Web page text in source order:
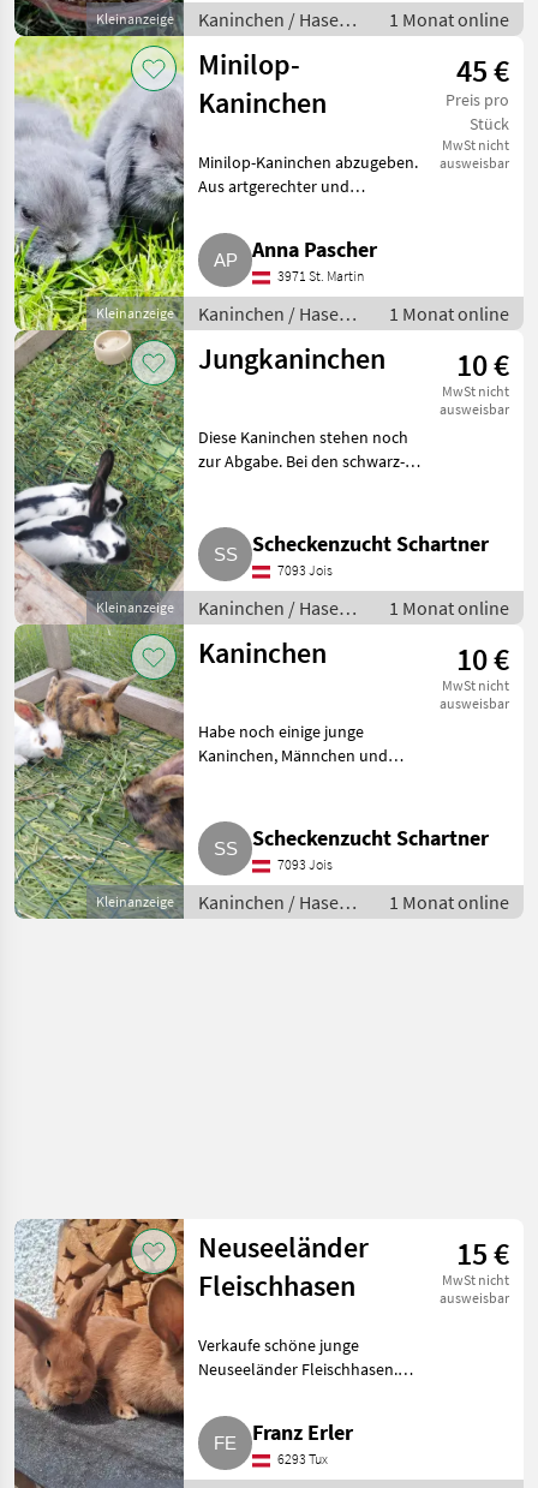
Kleinanzeige
Kaninchen / Hasen /
Jungkaninchen
1 Monat online
Kleinanzeige
Minilop-
Kaninchen
45 €
Preis pro
Stück
MwSt nicht
ausweisbar
Minilop-Kaninchen abzugeben.
Aus artgerechter und
gewöhnt. Kaninchen / Hasen
JungkaninchenAnna Pascher
3971 St. Martin
Kaninchen / Hasen /
Jungkaninchen
1 Monat online
Kleinanzeige
Jungkaninchen 10 €
MwSt nicht
ausweisbar
Diese Kaninchen stehen noch
zur Abgabe. Bei den schwarz-
schwarzen sind beides Mädels.
Bei Interesse oder Fragen
Scheckenzucht Schartner
7093 Jois
Kaninchen / Hasen /
Jungkaninchen
1 Monat online
Kleinanzeige
Kaninchen 10 €
MwSt nicht
ausweisbar
Habe noch einige junge
Kaninchen, Männchen und
Bekommen zwischen 3 und 4
kg. Kaninchen / Hasen
Jungkaninchen
Scheckenzucht Schartner
7093 Jois
Kaninchen / Hasen /
Jungkaninchen
1 Monat online
Neuseeländer
Fleischhasen
15 €
MwSt nicht
ausweisbar
Verkaufe schöne junge
Neuseeländer Fleischhasen.
Jungkaninchen
Franz Erler
6293 Tux